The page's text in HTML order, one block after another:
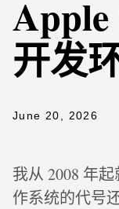
开发
June 20, 2026
我从 2008 年
作系统的代号